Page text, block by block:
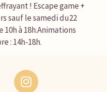
! Escape game +
sauf le samedi du22
à 18h.Animations
: 14h-18h.